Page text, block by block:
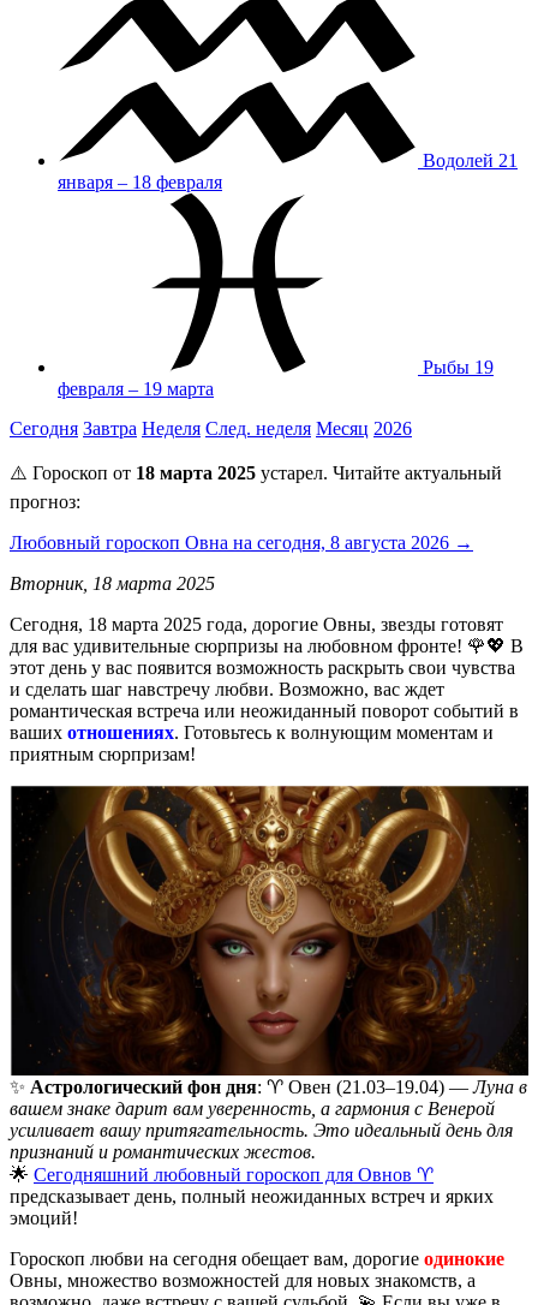
Водолей 21
января – 18 февраля
Рыбы 19
февраля – 19 марта
Сегодня Завтра Неделя След. неделя Месяц 2026
⚠️ Гороскоп от 18 марта 2025 устарел. Читайте актуальный
прогноз:
Любовный гороскоп Овна на сегодня, 8 августа 2026 →
Вторник, 18 марта 2025
Сегодня, 18 марта 2025 года, дорогие Овны, звезды готовят
для вас удивительные сюрпризы на любовном фронте! 🌹💖 В
этот день у вас появится возможность раскрыть свои чувства
и сделать шаг навстречу любви. Возможно, вас ждет
романтическая встреча или неожиданный поворот событий в
ваших отношениях. Готовьтесь к волнующим моментам и
приятным сюрпризам!
✨ Астрологический фон дня: ♈️ Овен (21.03–19.04) —Луна в
вашем знаке дарит вам уверенность, а гармония с Венерой
усиливает вашу притягательность. Это идеальный день для
признаний и романтических жестов.
🌟 Сегодняшний любовный гороскоп для Овнов ♈️
предсказывает день, полный неожиданных встреч и ярких
эмоций!
Гороскоп любви на сегодня обещает вам, дорогие одинокие
Овны, множество возможностей для новых знакомств, а